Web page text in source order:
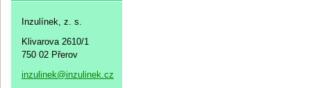
Inzulínek, z. s.
Klivarova 2610/1
750 02 Přerov
inzulinek@inzulinek.cz